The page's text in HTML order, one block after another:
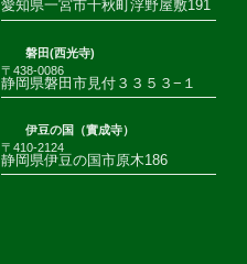
愛知県一宮市千秋町浮野屋敷191
磐田(西光寺)
〒438-0086
静岡県磐田市見付３３５３−１
伊豆の国（實成寺）
〒410-2124
静岡県伊豆の国市原木186